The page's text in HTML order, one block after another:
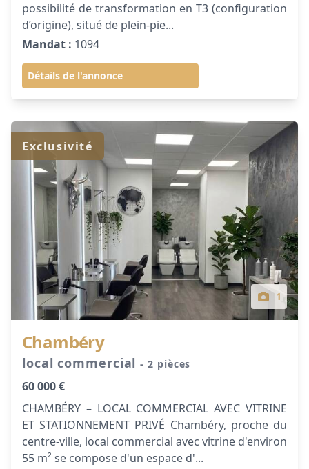
possibilité de transformation en T3 (configuration
d’origine), situé de plein-pie...
Mandat : 1094
Détails de l'annonce
1
Exclusivité
Chambéry
local commercial- 2 pièces
60 000 €
CHAMBÉRY – LOCAL COMMERCIAL AVEC VITRINE
ET STATIONNEMENT PRIVÉ Chambéry, proche du
centre-ville, local commercial avec vitrine d'environ
55 m² se compose d'un espace d'...